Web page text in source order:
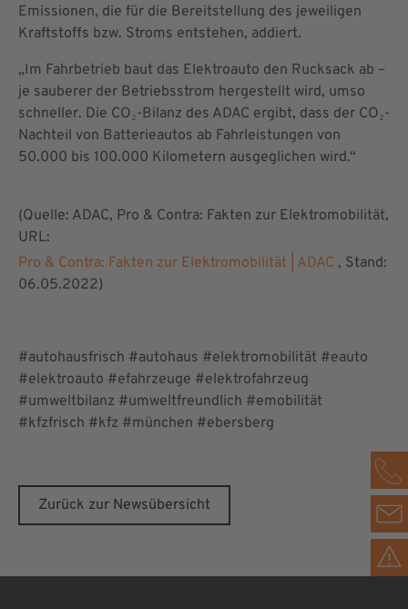
Emissionen, die für die Bereitstellung des jeweiligen
Kraftstoffs bzw. Stroms entstehen, addiert.
„Im Fahrbetrieb baut das Elektroauto den Rucksack ab –
je sauberer der Betriebsstrom hergestellt wird, umso
schneller. Die CO₂-Bilanz des ADAC ergibt, dass der CO₂-
Nachteil von Batterieautos ab Fahrleistungen von
50.000 bis 100.000 Kilometern ausgeglichen wird.“
(Quelle: ADAC, Pro & Contra: Fakten zur Elektromobilität,
URL:
Pro & Contra: Fakten zur Elektromobilität | ADAC , Stand:
06.05.2022)
#autohausfrisch #autohaus #elektromobilität #eauto
#elektroauto #efahrzeuge #elektrofahrzeug
#umweltbilanz #umweltfreundlich #emobilität
#kfzfrisch #kfz #münchen #ebersberg
Zurück zur Newsübersicht